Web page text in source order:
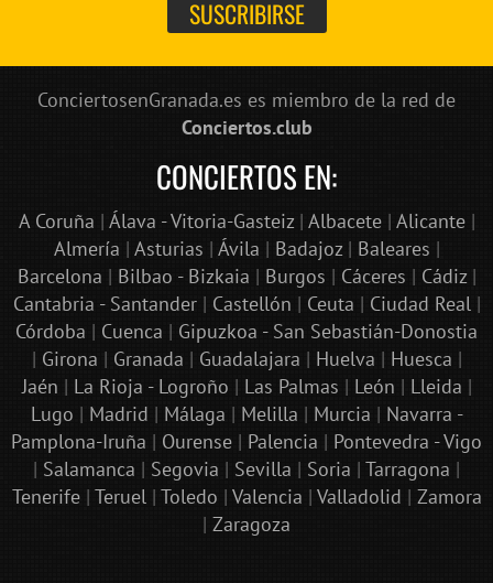
ConciertosenGranada.es es miembro de la red de
Conciertos.club
CONCIERTOS EN:
A Coruña | Álava - Vitoria-Gasteiz| Albacete| Alicante|
Almería | Asturias | Ávila | Badajoz| Baleares |
Barcelona | Bilbao - Bizkaia | Burgos | Cáceres | Cádiz|
Cantabria - Santander| Castellón | Ceuta | Ciudad Real|
Córdoba | Cuenca | Gipuzkoa - San Sebastián-Donostia
| Girona | Granada | Guadalajara | Huelva | Huesca |
Jaén | La Rioja - Logroño | Las Palmas | León | Lleida |
Lugo | Madrid | Málaga | Melilla | Murcia | Navarra -
Pamplona-Iruña | Ourense | Palencia | Pontevedra - Vigo
| Salamanca | Segovia | Sevilla | Soria | Tarragona |
Tenerife| Teruel| Toledo | Valencia | Valladolid | Zamora
| Zaragoza